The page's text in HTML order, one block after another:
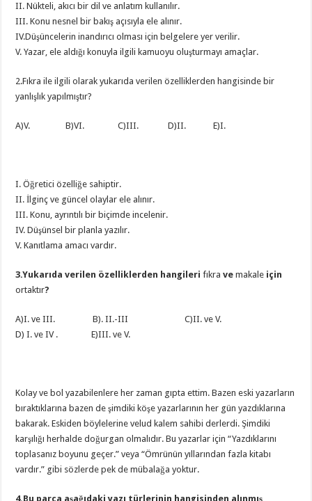
II. Nükteli, akıcı bir dil ve anlatım kullanılır.
III. Konu nesnel bir bakış açısıyla ele alınır.
IV.Düşüncelerin inandırıcı olması için belgelere yer verilir.
V. Yazar, ele aldığı konuyla ilgili kamuoyu oluşturmayı amaçlar.
2.Fıkra ile ilgili olarak yukarıda verilen özelliklerden hangisinde bir
yanlışlık yapılmıştır?
A)V. B)VI. C)III. D)II. E)I.
I. Öğretici özelliğe sahiptir.
II. İlginç ve güncel olaylar ele alınır.
III. Konu, ayrıntılı bir biçimde incelenir.
IV. Düşünsel bir planla yazılır.
V. Kanıtlama amacı vardır.
3.Yukarıda verilen özelliklerden hangileri fıkra vemakale için
ortaktır?
A)I. ve III. B). II.-III C)II. ve V.
D) I. ve IV . E)III. ve V.
Kolay ve bol yazabilenlere her zaman gıpta ettim. Bazen eski yazarların
bıraktıklarına bazen de şimdiki köşe yazarlarının her gün yazdıklarına
bakarak. Eskiden böylelerine velud kalem sahibi derlerdi. Şimdiki
karşılığı herhalde doğurgan olmalıdır. Bu yazarlar için “Yazdıklarını
toplasanız boyunu geçer.” veya “Ömrünün yıllarından fazla kitabı
vardır.” gibi sözlerde pek de mübalağa yoktur.
4.Bu parça aşağıdaki yazı türlerinin hangisinden alınmış